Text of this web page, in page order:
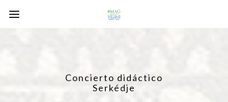
Concierto didáctico
Serkédje